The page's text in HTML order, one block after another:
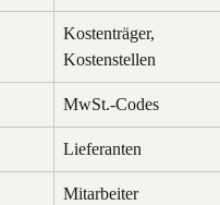
Kostenträger,
Kostenstellen
MwSt.-Codes
Lieferanten
Mitarbeiter